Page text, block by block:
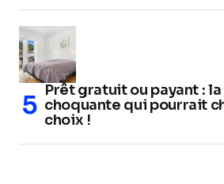
Prêt gratuit ou payant :
choquante qui pourrait
choix !